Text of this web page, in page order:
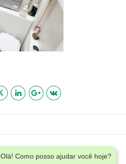
Olá! Como posso ajudar você hoje?